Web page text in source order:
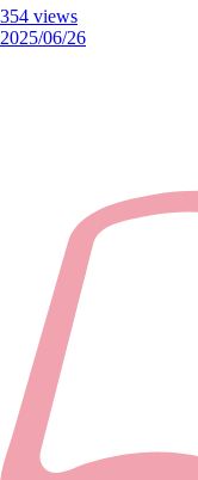
354 views
2025/06/26